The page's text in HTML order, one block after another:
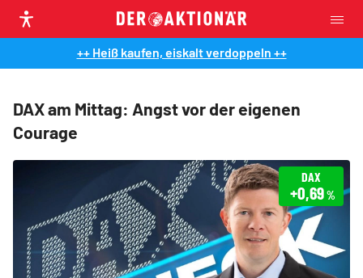
++ Heiß kaufen, eiskalt verdoppeln ++
DAX am Mittag: Angst vor der eigenen
Courage
DAX
+0,69%